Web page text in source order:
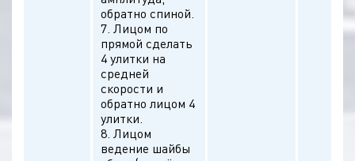
обратно спиной.
7. Лицом по
прямой сделать
4 улитки на
средней
скорости и
обратно лицом 4
улитки.
8. Лицом
ведение шайбы